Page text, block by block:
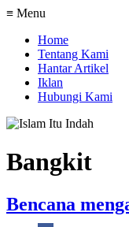
≡ Menu
Home
Tentang Kami
Hantar Artikel
Iklan
Hubungi Kami
Bangkit
Bencana